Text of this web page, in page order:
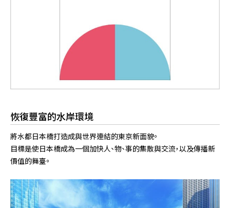
恢復豐富的水岸環境
將水都日本橋打造成與世界連結的東京新面貌。
目標是使日本橋成為一個加快人、物、事的集散與交流，以及傳播新
價值的舞臺。